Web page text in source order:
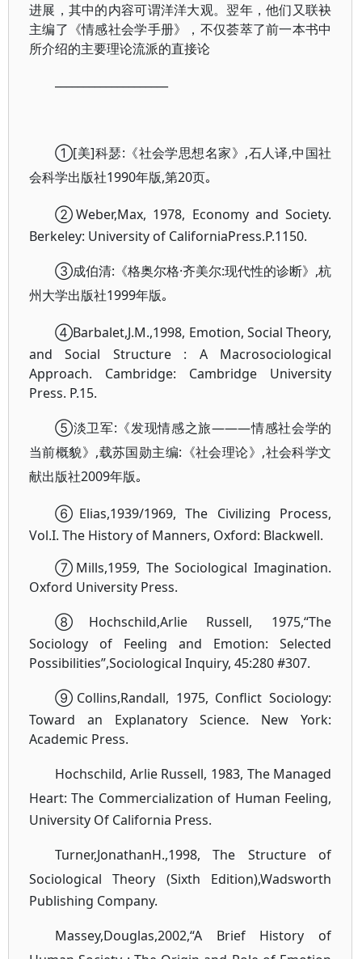
进展，其中的内容可谓洋洋大观。翌年，他们又联袂
主编了《情感社会学手册》，不仅荟萃了前一本书中
所介绍的主要理论流派的直接论
①[美]科瑟:《社会学思想名家》,石人译,中国社
会科学出版社1990年版,第20页｡
②Weber,Max, 1978, Economy and Society.
Berkeley: University of CaliforniaPress.P.1150.
③成伯清:《格奥尔格·齐美尔:现代性的诊断》,杭
州大学出版社1999年版｡
④Barbalet,J.M.,1998, Emotion, Social Theory,
and Social Structure : A Macrosociological
Approach. Cambridge: Cambridge University
Press. P.15.
⑤淡卫军:《发现情感之旅———情感社会学的
当前概貌》,载苏国勋主编:《社会理论》,社会科学文
献出版社2009年版｡
⑥Elias,1939/1969, The Civilizing Process,
Vol.I. The History of Manners, Oxford: Blackwell.
⑦Mills,1959, The Sociological Imagination.
Oxford University Press.
⑧Hochschild,Arlie Russell, 1975,“The
Sociology of Feeling and Emotion: Selected
Possibilities”,Sociological Inquiry, 45:280 #307.
⑨Collins,Randall, 1975, Conflict Sociology:
Toward an Explanatory Science. New York:
Academic Press.
Hochschild, Arlie Russell, 1983, The Managed
Heart:The Commercialization of Human Feeling,
University Of California Press.
Turner,JonathanH.,1998, The Structure of
Sociological Theory (Sixth Edition),Wadsworth
Publishing Company.
Massey,Douglas,2002,“A Brief History of